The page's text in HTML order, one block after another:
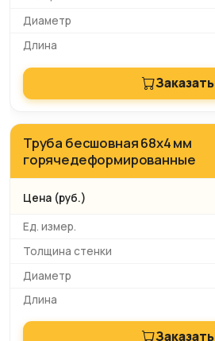
Заказать
Труба бесшовная 68х4 мм
горячедеформированные
Заказать